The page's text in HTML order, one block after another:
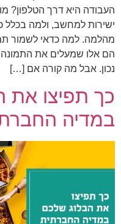
העבודה היא דרך הטלפון?
ישירות למחשב, ולמה בכלל
מהלמה. למה כדאי לשמור
הם אלו שמעלים את התמונה
נכון. אבל מה קורה אם […]
כך תפיצו את
במדיה